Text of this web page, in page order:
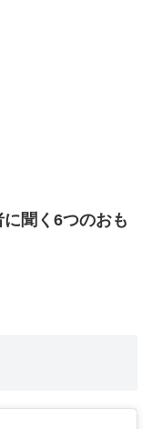
聞く6つのおも